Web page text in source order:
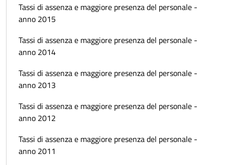
Tassi di assenza e maggiore presenza del personale -
anno 2015
Tassi di assenza e maggiore presenza del personale -
anno 2014
Tassi di assenza e maggiore presenza del personale -
anno 2013
Tassi di assenza e maggiore presenza del personale -
anno 2012
Tassi di assenza e maggiore presenza del personale -
anno 2011